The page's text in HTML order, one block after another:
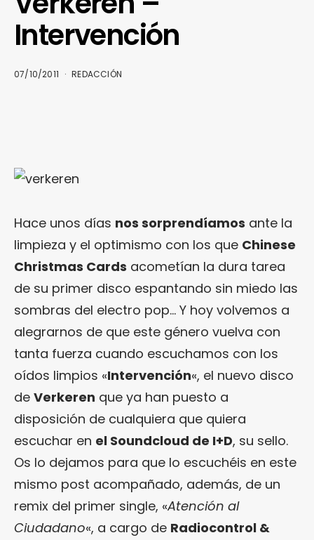
Intervención
07/10/2011 REDACCIÓN
Hace unos días nos sorprendíamos ante la
limpieza y el optimismo con los que Chinese
Christmas Cards acometían la dura tarea
de su primer disco espantando sin miedo las
sombras del electro pop… Y hoy volvemos a
alegrarnos de que este género vuelva con
tanta fuerza cuando escuchamos con los
oídos limpios «Intervención«, el nuevo disco
de Verkeren que ya han puesto a
disposición de cualquiera que quiera
escuchar en el Soundcloud de I+D, su sello.
Os lo dejamos para que lo escuchéis en este
mismo post acompañado, además, de un
remix del primer single, «Atención al
Ciudadano«, a cargo de Radiocontrol &